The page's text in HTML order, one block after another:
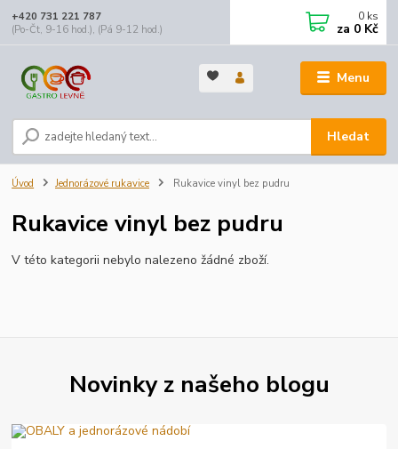
Menu
Hledat
+420 731 221 787
(Po-Čt, 9-16 hod.), (Pá 9-12 hod.)
0 ks
za 0 Kč
Úvod Jednorázové rukavice Rukavice vinyl bez pudru
Rukavice vinyl bez pudru
V této kategorii nebylo nalezeno žádné zboží.
Novinky z našeho blogu